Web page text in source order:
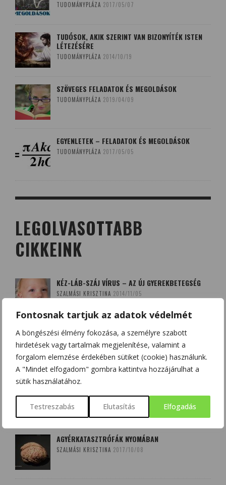
Fontosnak tartjuk az adatok védelmét
A böngészési élmény fokozása, a személyre szabott
hirdetések vagy tartalmak megjelenítése, valamint a
forgalom elemzése érdekében sütiket (cookie) használunk.
A "Mindet elfogadom" gombra kattintva hozzájárulhat a
sütik használatához.
Testreszabás Elutasítás Elfogadás
TUDOMÁNYPLÁZA 2017/05/07
TUDÓSOK, AKIK SZERINT VAN BIZONYÍTÉK ISTEN
LÉTEZÉSÉRE
TUDOMÁNYPLÁZA 2014/10/19
SZÖVEGES FELADATOK ÉS MEGOLDÁSOK
TUDOMÁNYPLÁZA 2019/04/09
EGYENLETEK – FELADATOK ÉS MEGOLDÁSOK
TUDOMÁNYPLÁZA 2017/05/05
LEGOLVASOTTABB
CIKKEINK
KÉZ-LÁB-SZÁJ VÍRUS – AZ ÚJ GYEREKBETEGSÉG
SZALMÁSI KRISZTINA 2014/11/05
A QUERCETIN (KVERCETIN) ÉS A D-VITAMIN –
SZÖVETSÉGESEK A KORONAVÍRUS ELLEN?
HAJAS BEATRIX - SZOBOSZLAI KRISZTINA 2020/03/20
BOLDOGSÁGUNK NÉGY FORRÁSA: DOPAMIN,
ENDORFIN, SZEROTONIN ÉS OXITOCIN
CSONKA BENCE 2020/12/12
AGYÉRKATASZTRÓFÁK NYOMÁBAN
SZALMÁSI KRISZTINA 2017/10/08